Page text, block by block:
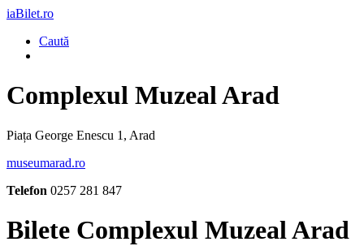
iaBilet.ro
Caută
Complexul Muzeal Arad
Piața George Enescu 1, Arad
museumarad.ro
Telefon 0257 281 847
Bilete Complexul Muzeal Arad